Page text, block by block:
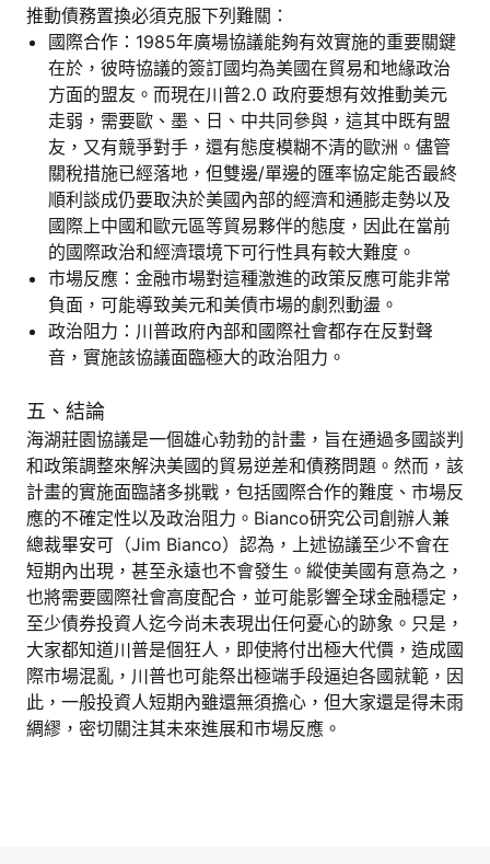
推動債務置換必須克服下列難關：
國際合作：1985年廣場協議能夠有效實施的重要關鍵
在於，彼時協議的簽訂國均為美國在貿易和地緣政治
方面的盟友。而現在川普2.0 政府要想有效推動美元
走弱，需要歐、墨、日、中共同參與，這其中既有盟
友，又有競爭對手，還有態度模糊不清的歐洲。儘管
關稅措施已經落地，但雙邊/單邊的匯率協定能否最終
順利談成仍要取決於美國內部的經濟和通膨走勢以及
國際上中國和歐元區等貿易夥伴的態度，因此在當前
的國際政治和經濟環境下可行性具有較大難度。
市場反應：金融市場對這種激進的政策反應可能非常
負面，可能導致美元和美債市場的劇烈動盪。
政治阻力：川普政府內部和國際社會都存在反對聲
音，實施該協議面臨極大的政治阻力。
五、結論
海湖莊園協議是一個雄心勃勃的計畫，旨在通過多國談判
和政策調整來解決美國的貿易逆差和債務問題。然而，該
計畫的實施面臨諸多挑戰，包括國際合作的難度、市場反
應的不確定性以及政治阻力。Bianco研究公司創辦人兼
總裁畢安可（Jim Bianco）認為，上述協議至少不會在
短期內出現，甚至永遠也不會發生。縱使美國有意為之，
也將需要國際社會高度配合，並可能影響全球金融穩定，
至少債券投資人迄今尚未表現出任何憂心的跡象。只是，
大家都知道川普是個狂人，即使將付出極大代價，造成國
際市場混亂，川普也可能祭出極端手段逼迫各國就範，因
此，一般投資人短期內雖還無須擔心，但大家還是得未雨
綢繆，密切關注其未來進展和市場反應。